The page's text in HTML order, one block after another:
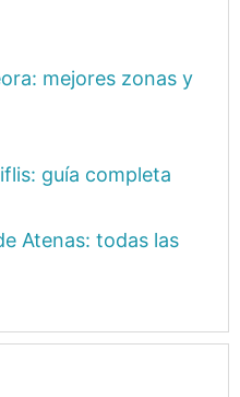
mejores zonas y
guía completa
Atenas: todas las